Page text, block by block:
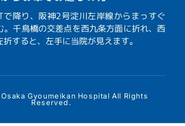
で降り、阪神2号淀川左岸線からまっすぐ
。千鳥橋の交差点を西九条方面に折れ、西
すると、左手に当院が見えます。
Gyoumeikan Hospital All Rights
Reserved.